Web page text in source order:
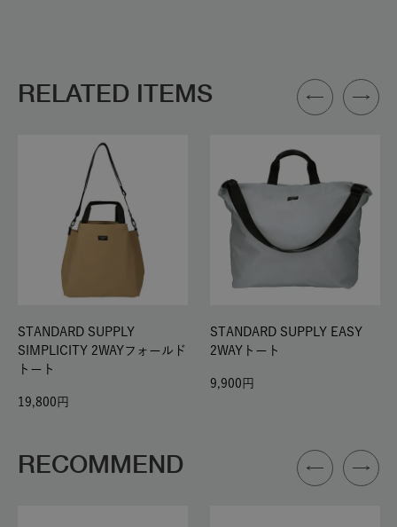
RELATED ITEMS
STANDARD SUPPLY
SIMPLICITY 2WAYフォールド
トート
19,800
STANDARD SUPPLY EASY
2WAYトート
9,900
RECOMMEND